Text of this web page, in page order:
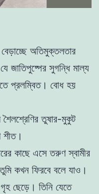
বেড়াচ্ছে অতিমুক্তলতার
জাতিপুষ্পের সুগন্ধি মাল্য
প্রলম্বিত। বোধ হয়
তুষার-মুকুট
শীত।
কাছে এসে তরুণ স্বামীর
কখন ফিরবে বলে যাও।
ছেড়ে। তিনি যেতে